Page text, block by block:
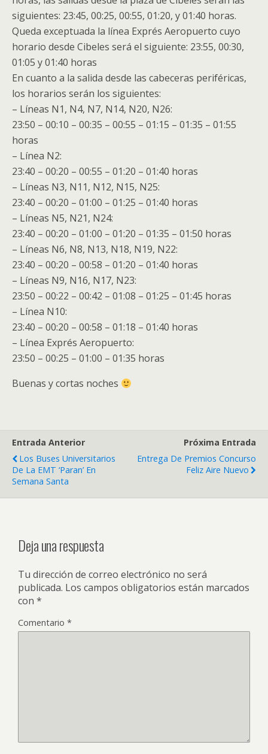
siguientes: 23:45, 00:25, 00:55, 01:20, y 01:40 horas.
Queda exceptuada la línea Exprés Aeropuerto cuyo
horario desde Cibeles será el siguiente: 23:55, 00:30,
01:05 y 01:40 horas
En cuanto a la salida desde las cabeceras periféricas,
los horarios serán los siguientes:
– Líneas N1, N4, N7, N14, N20, N26:
23:50 – 00:10 – 00:35 – 00:55 – 01:15 – 01:35 – 01:55
horas
– Línea N2:
23:40 – 00:20 – 00:55 – 01:20 – 01:40 horas
– Líneas N3, N11, N12, N15, N25:
23:40 – 00:20 – 01:00 – 01:25 – 01:40 horas
– Líneas N5, N21, N24:
23:40 – 00:20 – 01:00 – 01:20 – 01:35 – 01:50 horas
– Líneas N6, N8, N13, N18, N19, N22:
23:40 – 00:20 – 00:58 – 01:20 – 01:40 horas
– Líneas N9, N16, N17, N23:
23:50 – 00:22 – 00:42 – 01:08 – 01:25 – 01:45 horas
– Línea N10:
23:40 – 00:20 – 00:58 – 01:18 – 01:40 horas
– Línea Exprés Aeropuerto:
23:50 – 00:25 – 01:00 – 01:35 horas
Buenas y cortas noches
Entrada Anterior
Los Buses Universitarios
De La EMT ‘paran’ En
Semana Santa
Próxima Entrada
Entrega De Premios Concurso
Feliz Aire Nuevo
Deja una respuesta
Tu dirección de correo electrónico no será
publicada. Los campos obligatorios están marcados
con *
Comentario *